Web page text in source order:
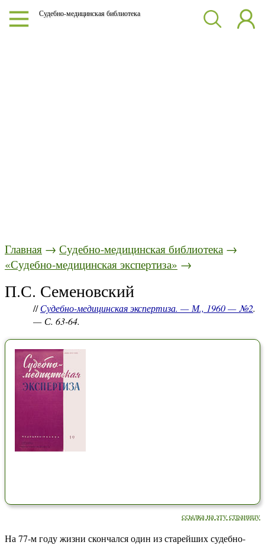
Судебно-медицинская библиотека
Главная → Судебно-медицинская библиотека →
«Судебно-медицинская экспертиза» →
П.С. Семеновский
//Судебно-медицинская экспертиза. — М., 1960 — №2.
— С. 63-64.
ссылка на эту страницу
На 77-м году жизни скончался один из старейших судебно-